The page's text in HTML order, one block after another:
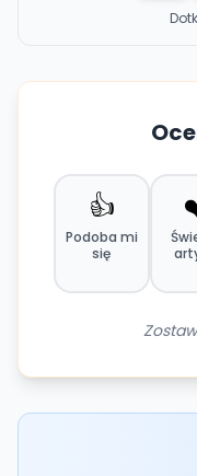
👍
Podoba mi
się